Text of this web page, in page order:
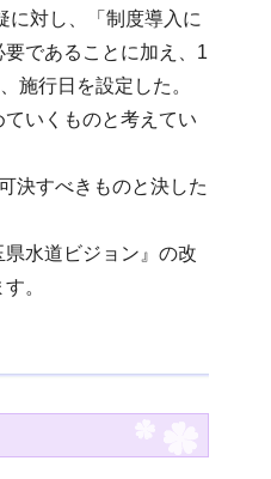
に対し、「制度導入に
であることに加え、1
施行日を設定した。
いくものと考えてい
決すべきものと決した
水道ビジョン』の改
。